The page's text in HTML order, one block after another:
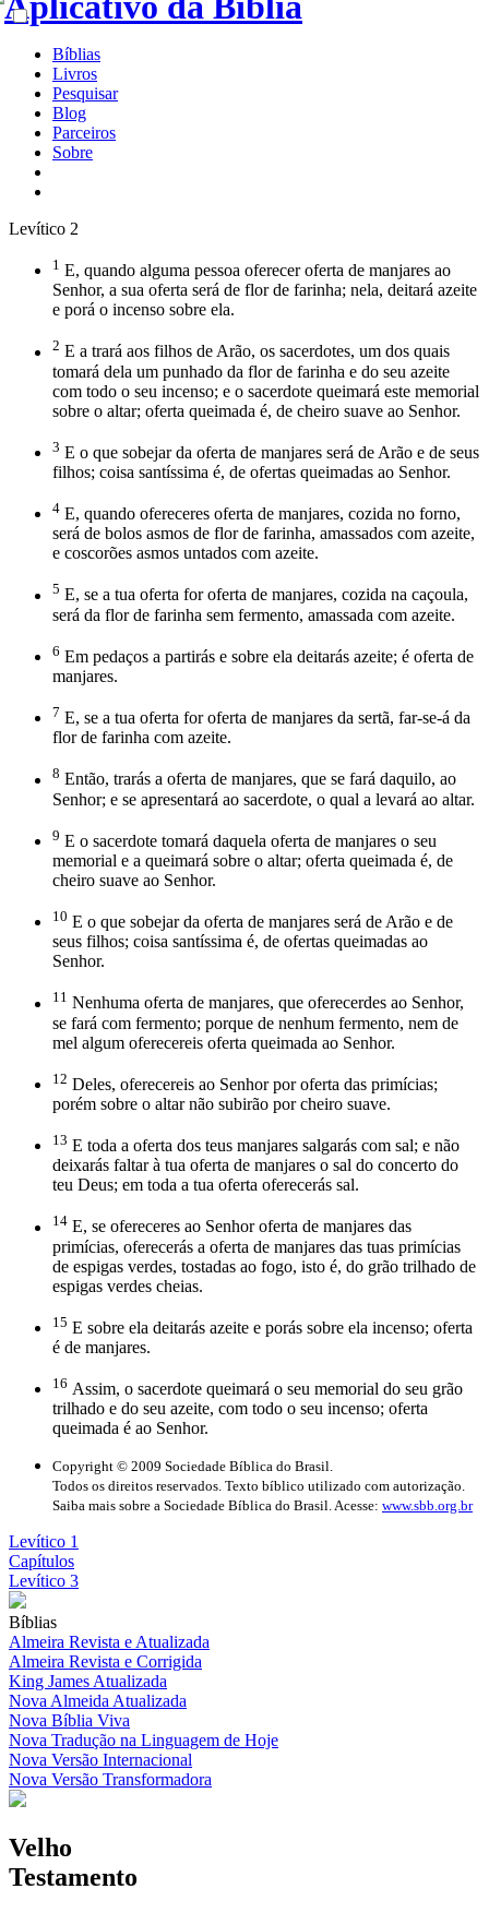
Bíblias
Livros
Pesquisar
Blog
Parceiros
Sobre
Levítico 2
1 E, quando alguma pessoa oferecer oferta de manjares ao
Senhor, a sua oferta será de flor de farinha; nela, deitará azeite
e porá o incenso sobre ela.
2 E a trará aos filhos de Arão, os sacerdotes, um dos quais
tomará dela um punhado da flor de farinha e do seu azeite
com todo o seu incenso; e o sacerdote queimará este memorial
sobre o altar; oferta queimada é, de cheiro suave ao Senhor.
3 E o que sobejar da oferta de manjares será de Arão e de seus
filhos; coisa santíssima é, de ofertas queimadas ao Senhor.
4 E, quando ofereceres oferta de manjares, cozida no forno,
será de bolos asmos de flor de farinha, amassados com azeite,
e coscorões asmos untados com azeite.
5 E, se a tua oferta for oferta de manjares, cozida na caçoula,
será da flor de farinha sem fermento, amassada com azeite.
6 Em pedaços a partirás e sobre ela deitarás azeite; é oferta de
manjares.
7 E, se a tua oferta for oferta de manjares da sertã, far-se-á da
flor de farinha com azeite.
8 Então, trarás a oferta de manjares, que se fará daquilo, ao
Senhor; e se apresentará ao sacerdote, o qual a levará ao altar.
9 E o sacerdote tomará daquela oferta de manjares o seu
memorial e a queimará sobre o altar; oferta queimada é, de
cheiro suave ao Senhor.
10 E o que sobejar da oferta de manjares será de Arão e de
seus filhos; coisa santíssima é, de ofertas queimadas ao
Senhor.
11 Nenhuma oferta de manjares, que oferecerdes ao Senhor,
se fará com fermento; porque de nenhum fermento, nem de
mel algum oferecereis oferta queimada ao Senhor.
12 Deles, oferecereis ao Senhor por oferta das primícias;
porém sobre o altar não subirão por cheiro suave.
13 E toda a oferta dos teus manjares salgarás com sal; e não
deixarás faltar à tua oferta de manjares o sal do concerto do
teu Deus; em toda a tua oferta oferecerás sal.
14 E, se ofereceres ao Senhor oferta de manjares das
primícias, oferecerás a oferta de manjares das tuas primícias
de espigas verdes, tostadas ao fogo, isto é, do grão trilhado de
espigas verdes cheias.
15 E sobre ela deitarás azeite e porás sobre ela incenso; oferta
é de manjares.
16 Assim, o sacerdote queimará o seu memorial do seu grão
trilhado e do seu azeite, com todo o seu incenso; oferta
queimada é ao Senhor.
Copyright © 2009 Sociedade Bíblica do Brasil.
Todos os direitos reservados. Texto bíblico utilizado com autorização.
Saiba mais sobre a Sociedade Bíblica do Brasil. Acesse: www.sbb.org.br
Levítico 1
Capítulos
Levítico 3
Bíblias
Almeira Revista e Atualizada
Almeira Revista e Corrigida
King James Atualizada
Nova Almeida Atualizada
Nova Bíblia Viva
Nova Tradução na Linguagem de Hoje
Nova Versão Internacional
Nova Versão Transformadora
Velho
Testamento